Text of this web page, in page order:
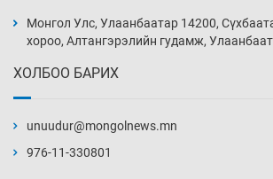
дарамтад оров
19 цаг 53 мин
20 цаг 23 мин
Монгол Улс, Улаанбаатар 14200,
хороо, Алтангэрэлийн гудамж,
ХОЛБОО БАРИХ
unuudur@mongolnews.mn
976-11-330801